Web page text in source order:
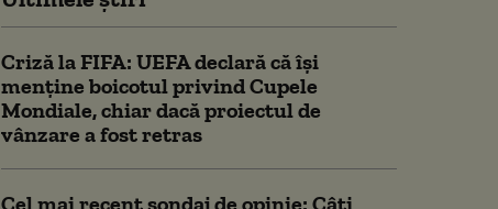
Criză la FIFA: UEFA declară că îşi
menţine boicotul privind Cupele
Mondiale, chiar dacă proiectul de
vânzare a fost retras
Cel mai recent sondaj de opinie: Câți